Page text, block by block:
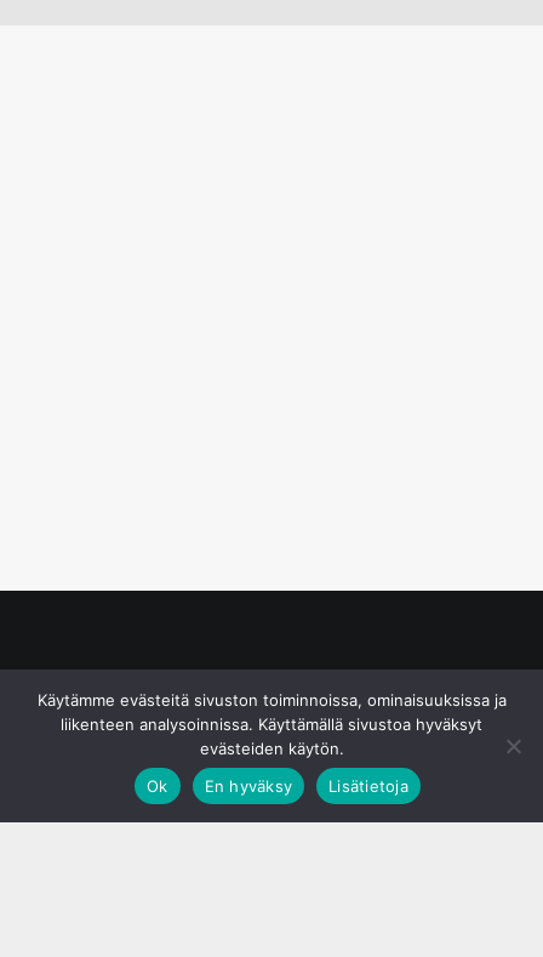
Käytämme evästeitä sivuston toiminnoissa, ominaisuuksissa ja
liikenteen analysoinnissa. Käyttämällä sivustoa hyväksyt
evästeiden käytön.
Ok
En hyväksy Lisätietoja